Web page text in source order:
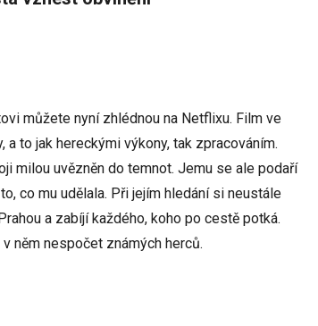
můžete nyní zhlédnou na Netflixu. Film ve
to jak hereckými výkony, tak zpracováním.
milou uvězněn do temnot. Jemu se ale podaří
co mu udělala. Při jejím hledání si neustále
a zabíjí každého, koho po cestě potká.
něm nespočet známých herců.